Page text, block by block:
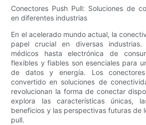
Conectores Push Pull: Soluciones de
en diferentes industrias
En el acelerado mundo actual, la
papel crucial en diversas industrias.
médicos hasta electrónica de
flexibles y fiables son esenciales para
de datos y energía. Los
convertido en soluciones de
revolucionan la forma de conectar
explora las características únicas,
beneficios y las perspectivas futuras de
pull.